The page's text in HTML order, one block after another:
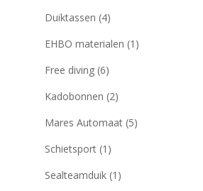
Duiktassen (4)
EHBO materialen (1)
Free diving (6)
Kadobonnen (2)
Mares Automaat (5)
Schietsport (1)
Sealteamduik (1)